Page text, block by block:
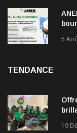
5
TENDANCE
19